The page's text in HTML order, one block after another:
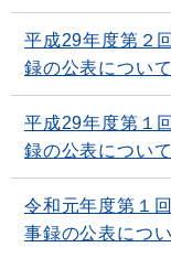
平成29年度第２
録の公表について
平成29年度第１
録の公表について
令和元年度第１
事録の公表につ